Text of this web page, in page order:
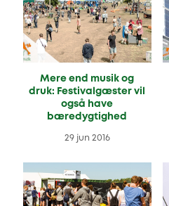
Mere end musik og
druk: Festivalgæster vil
også have
bæredygtighed
29 jun 2016